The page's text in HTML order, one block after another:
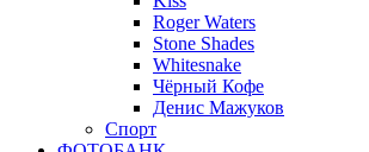
Roger Waters
Stone Shades
Whitesnake
Чёрный Кофе
Денис Мажуков
Спорт